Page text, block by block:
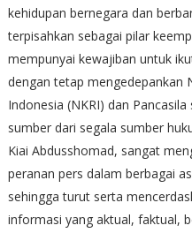
kehidupan bernegara dan
terpisahkan sebagai pilar
mempunyai kewajiban untuk
dengan tetap mengedepankan
Indonesia (NKRI) dan
sumber dari segala sumber
Kiai Abdusshomad, sangat
peranan pers dalam berbagai
sehingga turut serta
informasi yang aktual, faktual,